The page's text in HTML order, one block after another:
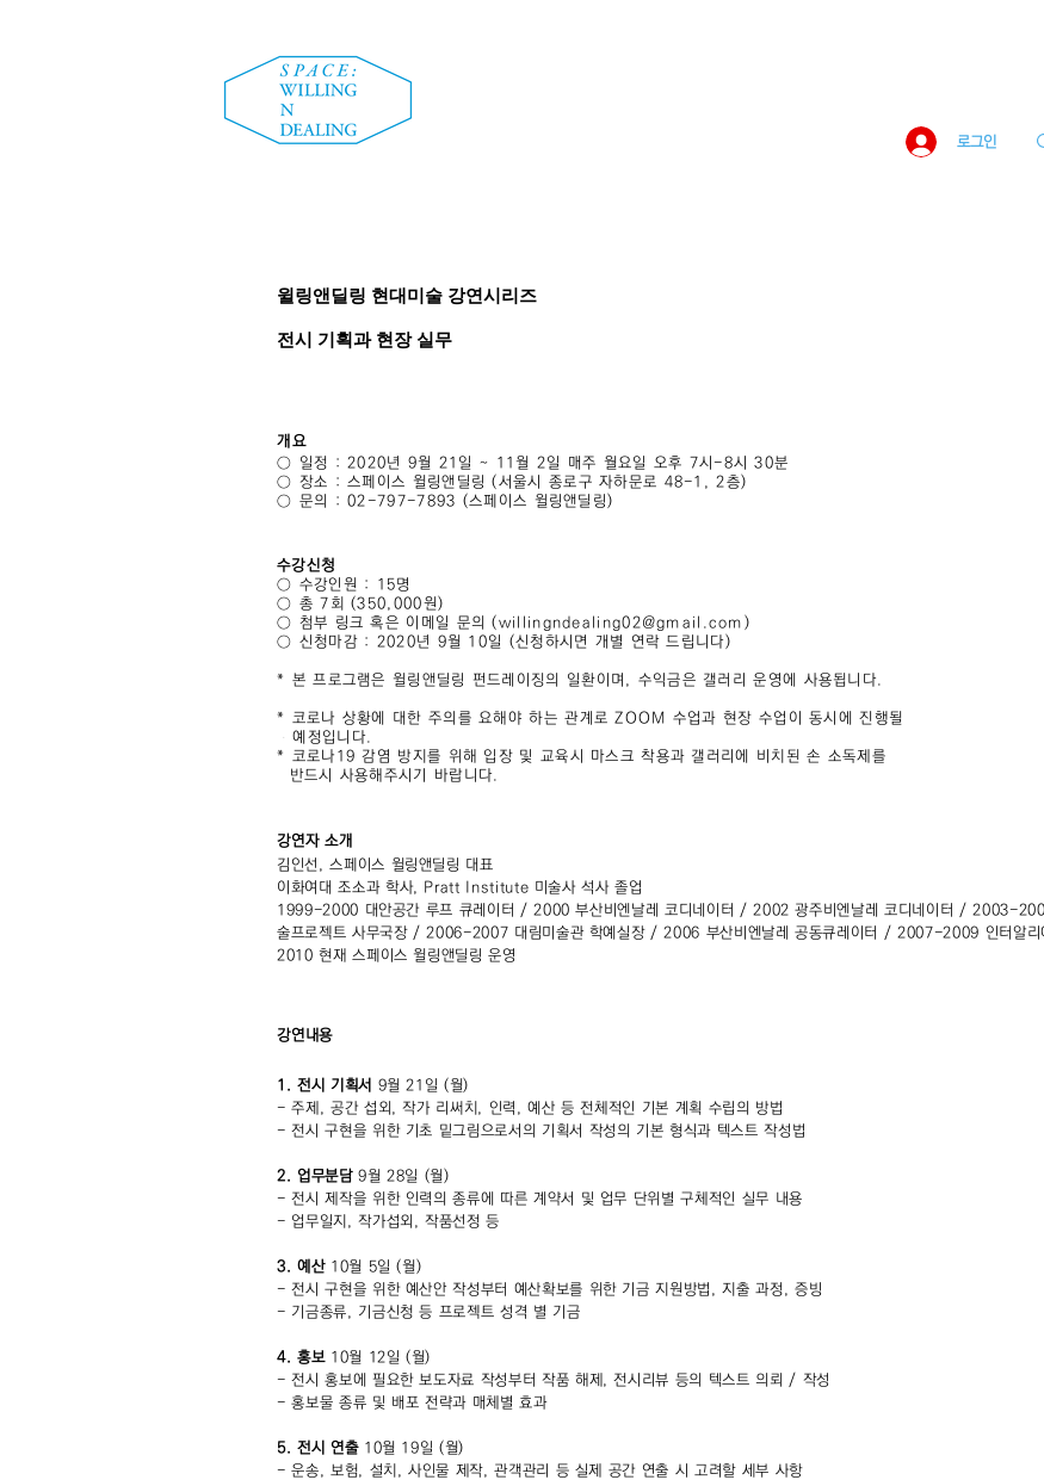
로그인
윌링앤딜링 현대미술 강연시리즈
전시 기획과 현장 실무
개요
○ 일정 : 2020년 9월 21일 ~ 11월 2일 매주 월요일 오후 7시-8시 30분
○ 장소 : 스페이스 윌링앤딜링 (서울시 종로구 자하문로 48-1, 2층)
○ 문의 : 02-797-7893 (스페이스 윌링앤딜링)
수강신청
○ 수강인원 : 15명
○ 총 7회 (350,000원)
○ 첨부 링크 혹은 이메일 문의 (willingndealing02@gmail.com)
○ 신청마감 : 2020년 9월 10일 (신청하시면 개별 연락 드립니다)
* 본 프로그램은 윌링앤딜링 펀드레이징의 일환이며, 수익금은 갤러리 운영에 사용됩니다.
* 코로나 상황에 대한 주의를 요해야 하는 관계로 ZOOM 수업과 현장 수업이 동시에 진행될
예정입니다.
* 코로나19 감염 방지를 위해 입장 및 교육시 마스크 착용과 갤러리에 비치된 손 소독제를
반드시 사용해주시기 바랍니다.
강연자 소개
김인선, 스페이스 윌링앤딜링 대표
이화여대 조소과 학사, Pratt Institute 미술사 석사 졸업
1999-2000 대안공간 루프 큐레이터 / 2000 부산비엔날레 코디네이터 / 2002 광주비엔날레 코디네이터 / 2003-
술프로젝트 사무국장 / 2006-2007 대림미술관 학예실장 / 2006 부산비엔날레 공동큐레이터 / 2007-2009 인터알
2010 현재 스페이스 윌링앤딜링 운영
강연내용
1. 전시 기획서 9월 21일 (월)
- 주제, 공간 섭외, 작가 리써치, 인력, 예산 등 전체적인 기본 계획 수립의 방법
- 전시 구현을 위한 기초 밑그림으로서의 기획서 작성의 기본 형식과 텍스트 작성법
2. 업무분담9월 28일 (월)
- 전시 제작을 위한 인력의 종류에 따른 계약서 및 업무 단위별 구체적인 실무 내용
- 업무일지, 작가섭외, 작품선정 등
3. 예산10월 5일 (월)
- 전시 구현을 위한 예산안 작성부터 예산확보를 위한 기금 지원방법, 지출 과정, 증빙
- 기금종류, 기금신청 등 프로젝트 성격 별 기금
4. 홍보10월 12일 (월)
- 전시 홍보에 필요한 보도자료 작성부터 작품 해제, 전시리뷰 등의 텍스트 의뢰 / 작성
- 홍보물 종류 및 배포 전략과 매체별 효과
5. 전시 연출10월 19일 (월)
- 운송, 보험, 설치, 사인물 제작, 관객관리 등 실제 공간 연출 시 고려할 세부 사항